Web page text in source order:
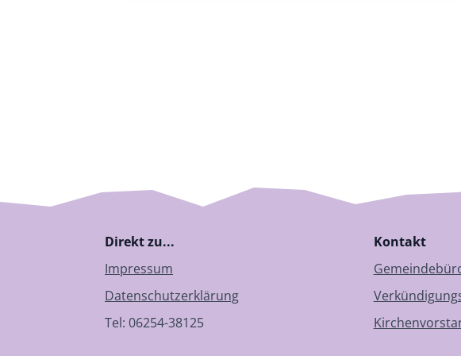
Direkt zu...
Impressum
Datenschutzerklärung
Tel: 06254-38125
Kontakt